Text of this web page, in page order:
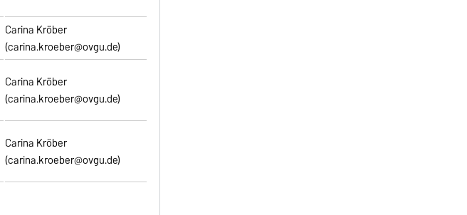
Carina Kröber
(carina.kroeber@ovgu.de)
Carina Kröber
(carina.kroeber@ovgu.de)
Carina Kröber
(carina.kroeber@ovgu.de)